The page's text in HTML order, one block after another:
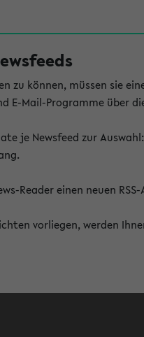
zu können, müssen sie
E-Mail-Programme über
je Newsfeed zur
Reader einen neuen
vorliegen, werden